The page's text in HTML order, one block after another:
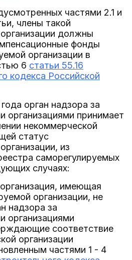
частями 2.1 и
члены такой
должны
фонды
организации в
6 статьи 55.16
кодекса Российской
орган надзора за
организациями принимает
некоммерческой
статус
из
саморегулируемых
случаях:
имеющая
организации, не
надзора за
организациями
соответствие
организации
частями 1 - 4